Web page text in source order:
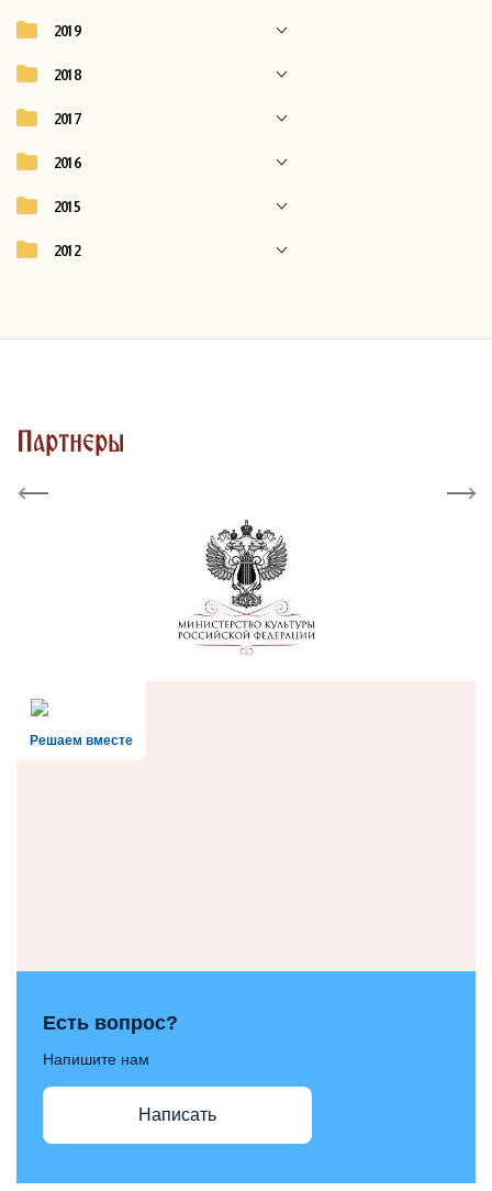
2019
2018
2017
2016
2015
2012
Партнеры
Previous Next
Решаем вместе
Есть вопрос?
Напишите нам
Написать